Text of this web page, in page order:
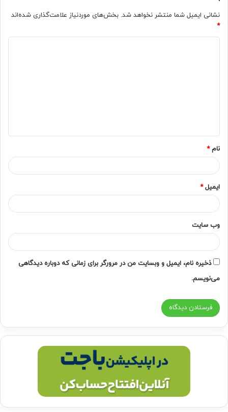
نشانی ایمیل شما منتشر نخواهد شد. بخش‌های موردنیاز علامت‌گذاری شده‌اند
*
*
نام*
ایمیل*
وب‌ سایت
ذخیره نام، ایمیل و وبسایت من در مرورگر برای زمانی که دوباره دیدگاهی
می‌نویسم.